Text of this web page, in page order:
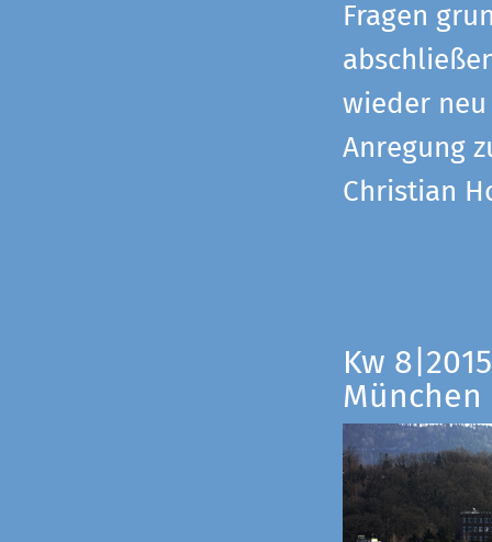
Fragen
wieder
Anregung
Christian
Kw
München